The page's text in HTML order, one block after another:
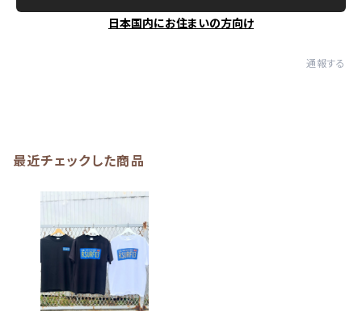
日本国内にお住まいの方向け
通報する
最近チェックした商品